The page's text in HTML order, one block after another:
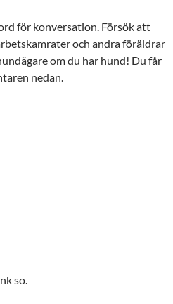
för konversation. Försök att
och andra föräldrar
om du har hund! Du får
nedan.
so.